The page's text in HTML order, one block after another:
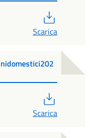
Scarica
Scarica